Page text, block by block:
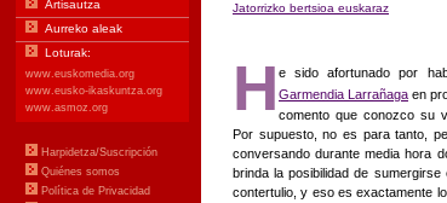
Jatorrizko bertsioa euskaraz
H e sido afortunado por
Garmendia Larrañaga en
comento que conozco su
Por supuesto, no es para tanto,
conversando durante media hora
brinda la posibilidad de sumergirse
contertulio, y eso es exactamente